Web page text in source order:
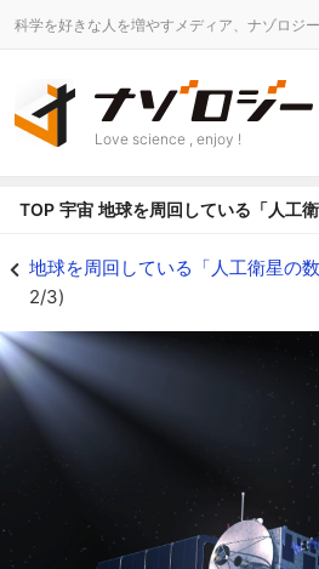
科学を好きな人を増やすメディア、ナゾロジー
Love science , enjoy !
TOP 宇宙 地球を周回している「人工
地球を周回している「人工衛星の
2/3)